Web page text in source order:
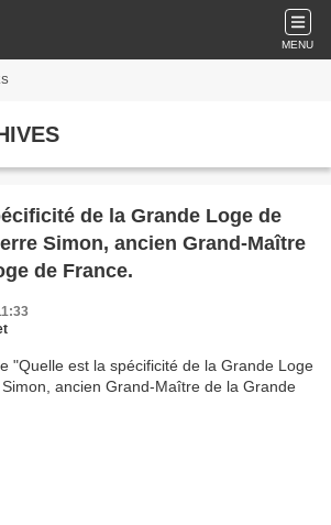
MENU
de la Grande Loge de
Simon, ancien Grand-Maître
de France.